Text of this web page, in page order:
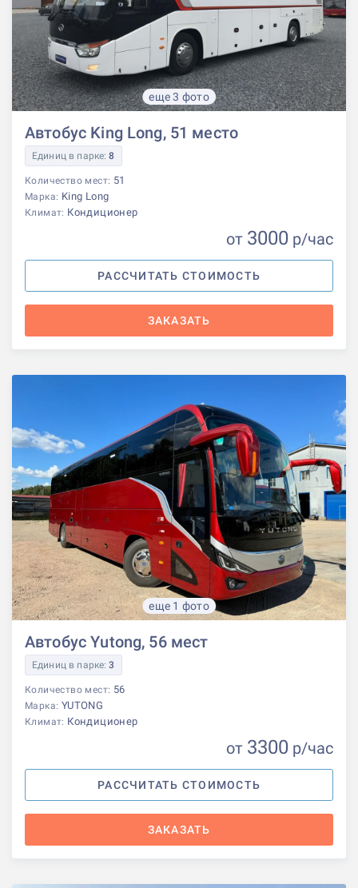
еще 3 фото
Автобус King Long, 51 место
Единиц в парке:8
Количество мест: 51
Марка: King Long
Климат: Кондиционер
от 3000 р/час
РАССЧИТАТЬ СТОИМОСТЬ
ЗАКАЗАТЬ
еще 1 фото
Автобус Yutong, 56 мест
Единиц в парке:3
Количество мест: 56
Марка: YUTONG
Климат: Кондиционер
от 3300 р/час
РАССЧИТАТЬ СТОИМОСТЬ
ЗАКАЗАТЬ